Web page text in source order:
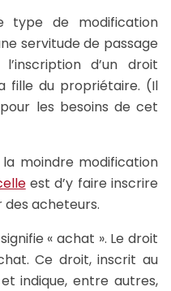
type de modification
servitude de passage
d’un droit
fille du propriétaire. (Il
les besoins de cet
moindre modification
est d’y faire inscrire
des acheteurs.
« achat ». Le droit
Ce droit, inscrit au
indique, entre autres,